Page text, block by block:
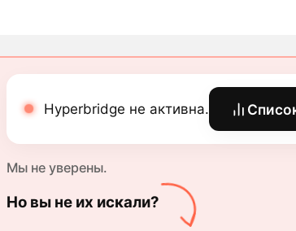
Hyperbridge не активна.
Мы не уверены.
Но вы не их искали?